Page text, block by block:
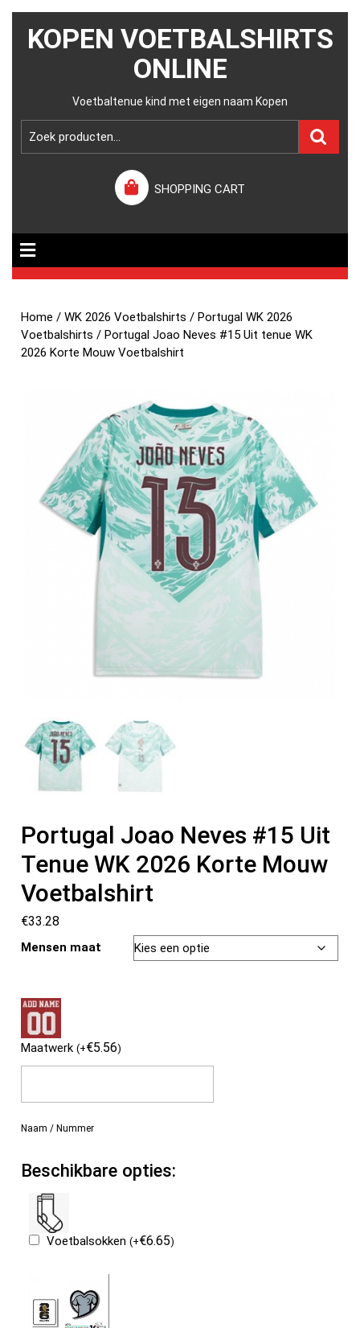
KOPEN VOETBALSHIRTS
ONLINE
Voetbaltenue kind met eigen naam Kopen
SHOPPING CART
Home /WK 2026 Voetbalshirts /Portugal WK 2026
Voetbalshirts / Portugal Joao Neves #15 Uit tenue WK
2026 Korte Mouw Voetbalshirt
Portugal Joao Neves #15 Uit
Tenue WK 2026 Korte Mouw
Voetbalshirt
€33.28
Mensen maat
Maatwerk(+€5.56)
Naam / Nummer
Beschikbare opties:
Voetbalsokken(+€6.65)